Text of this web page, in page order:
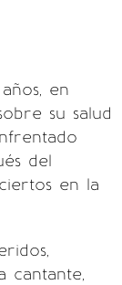
en
su salud
del
en la
cantante,